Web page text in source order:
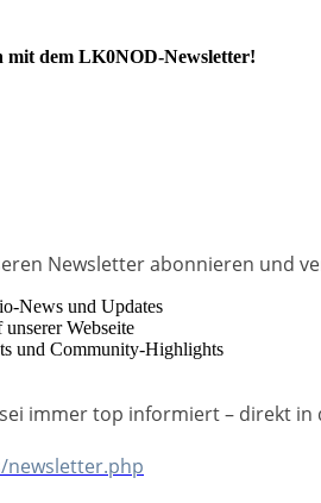
mit dem LK0NOD-Newsletter!
Newsletter abonnieren und
News und Updates
Webseite
und Community-Highlights
immer top informiert – direkt in
newsletter.php